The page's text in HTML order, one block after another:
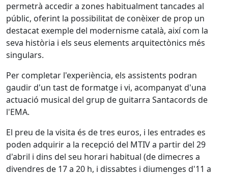
permetrà accedir a zones habitualment tancades al
públic, oferint la possibilitat de conèixer de prop un
destacat exemple del modernisme català, així com la
seva història i els seus elements arquitectònics més
singulars.
Per completar l'experiència, els assistents podran
gaudir d'un tast de formatge i vi, acompanyat d'una
actuació musical del grup de guitarra Santacords de
l'EMA.
El preu de la visita és de tres euros, i les entrades es
poden adquirir a la recepció del MTIV a partir del 29
d'abril i dins del seu horari habitual (de dimecres a
divendres de 17 a 20 h, i dissabtes i diumenges d'11 a